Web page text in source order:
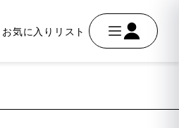
お気に入りリスト